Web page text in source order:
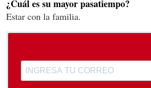
¿Cuál es su mayor pasatiempo?
Estar con la familia.